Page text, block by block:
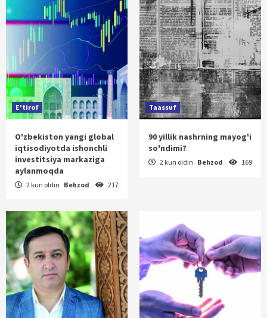
E'tirof
O'zbekiston yangi global
iqtisodiyotda ishonchli
investitsiya markaziga
aylanmoqda
2 kun oldin Behzod 217
Taassuf
90 yillik nashrning mayog'i
so'ndimi?
2 kun oldin Behzod 169